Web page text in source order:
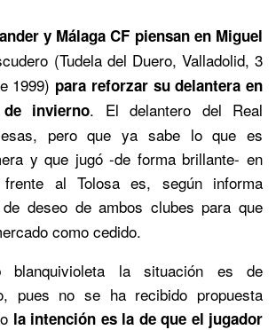
y Málaga CF piensan en Miguel
(Tudela del Duero, Valladolid, 3
1999) para reforzar su delantera en
invierno. El delantero del Real
pero que ya sabe lo que es
y que jugó -de forma brillante- en
al Tolosa es, según informa
deseo de ambos clubes para que
como cedido.
blanquivioleta la situación es de
pues no se ha recibido propuesta
la intención es la de que el jugador